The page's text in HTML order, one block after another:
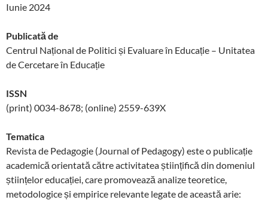
Iunie 2024
Publicată de
Centrul Național de Politici și Evaluare în Educație – Unitatea
de Cercetare în Educație
ISSN
(print) 0034-8678; (online) 2559-639X
Tematica
Revista de Pedagogie (Journal of Pedagogy) este o publicație
academică orientată către activitatea științifică din domeniul
științelor educației, care promovează analize teoretice,
metodologice și empirice relevante legate de această arie: